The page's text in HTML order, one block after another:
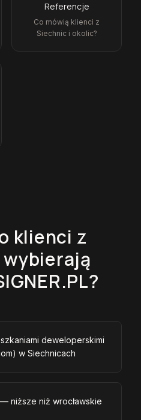
Referencje
Co mówią klienci z
Siechnic i okolic?
klienci z
wybierają
deweloperskimi
w Siechnicach
niższe niż wrocławskie